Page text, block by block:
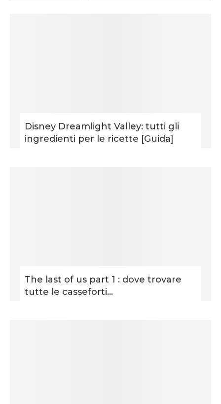
Disney Dreamlight Valley: tutti gli
ingredienti per le ricette [Guida]
The last of us part 1 : dove trovare
tutte le casseforti...